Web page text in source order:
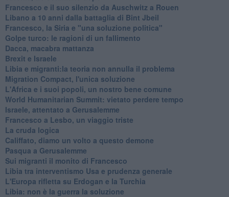
Francesco e il suo silenzio da Auschwitz a Rouen
Libano a 10 anni dalla battaglia di Bint Jbeil
Francesco, la Siria e "una soluzione politica"
Golpe turco: le ragioni di un fallimento
Dacca, macabra mattanza
Brexit e Israele
Libia e migranti:la teoria non annulla il problema
Migration Compact, l'unica soluzione
L'Africa e i suoi popoli, un nostro bene comune
World Humanitarian Summit: vietato perdere tempo
Israele, attentato a Gerusalemme
Francesco a Lesbo, un viaggio triste
La cruda logica
Califfato, diamo un volto a questo demone
Pasqua a Gerusalemme
Sui migranti il monito di Francesco
Libia tra interventismo Usa e prudenza generale
L'Europa rifletta su Erdogan e la Turchia
Libia: non è la guerra la soluzione